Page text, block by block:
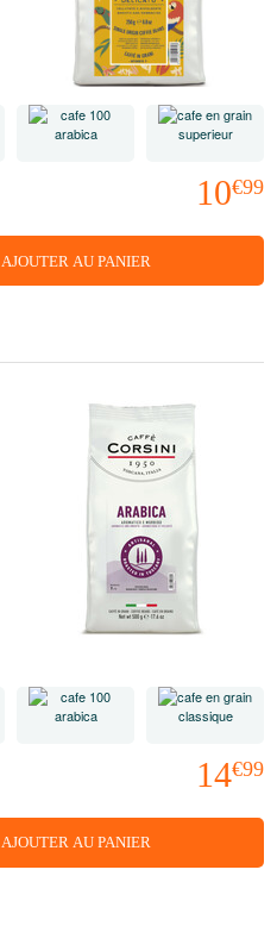
10€99
AJOUTER AU PANIER
14€99
AJOUTER AU PANIER